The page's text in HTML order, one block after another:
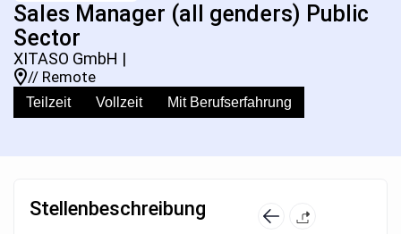
Sales Manager (all genders) Public
Sector
XITASO GmbH |
// Remote
Teilzeit Vollzeit Mit Berufserfahrung
Stellenbeschreibung